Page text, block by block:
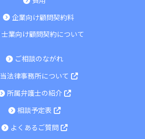
企業向け顧問契約料
士業向け顧問契約について
ご相談のながれ
当法律事務所について
所属弁護士の紹介
相談予定表
よくあるご質問